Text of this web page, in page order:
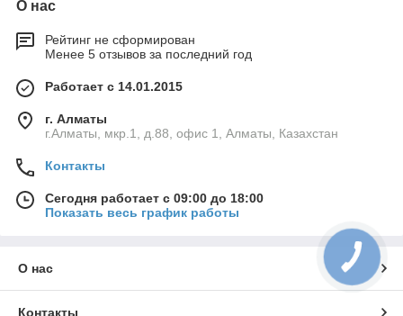
О нас
Рейтинг не сформирован
Менее 5 отзывов за последний год
Работает с 14.01.2015
г. Алматы
г.Алматы, мкр.1, д.88, офис 1, Алматы, Казахстан
Контакты
Сегодня работает с 09:00 до 18:00
Показать весь график работы
О нас
Контакты